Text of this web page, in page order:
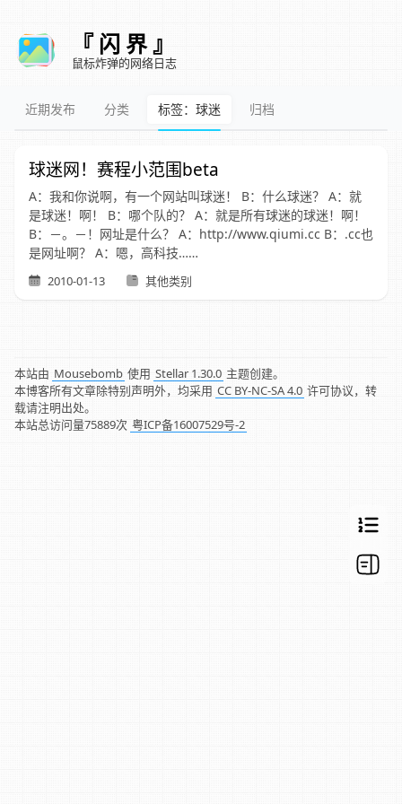
『 闪 界 』
鼠标炸弹的网络日志
近期发布 分类 标签：球迷 归档
球迷网！赛程小范围beta
A：我和你说啊，有一个网站叫球迷！ B：什么球迷？ A：就
是球迷！啊！ B：哪个队的？ A：就是所有球迷的球迷！啊！
B：－。－！网址是什么？ A：http://www.qiumi.cc B：.cc也
是网址啊？ A：嗯，高科技……
2010-01-13 其他类别
本站由 Mousebomb 使用 Stellar 1.30.0 主题创建。
本博客所有文章除特别声明外，均采用 CC BY-NC-SA 4.0 许可协议，转
载请注明出处。
本站总访问量75889次 粤ICP备16007529号-2